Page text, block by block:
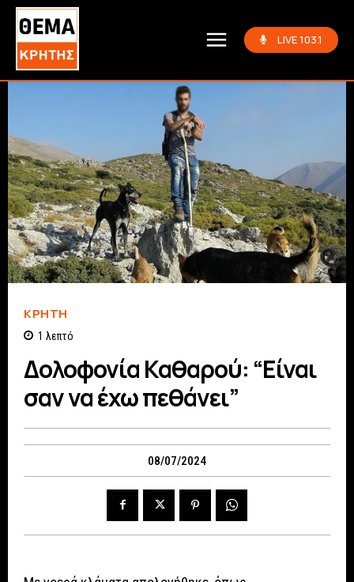
LIVE 103.1
ΚΡΗΤΗ
1 λεπτό
Δολοφονία Καθαρού: “Είναι
σαν να έχω πεθάνει”
08/07/2024